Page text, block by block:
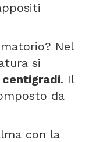
Nel
si
centigradi. Il
da
con la